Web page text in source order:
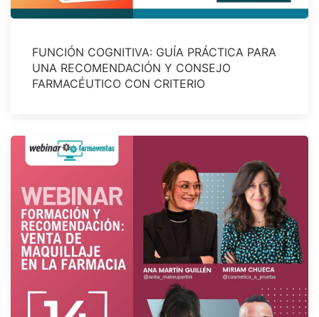
FUNCIÓN COGNITIVA: GUÍA PRÁCTICA PARA
UNA RECOMENDACIÓN Y CONSEJO
FARMACÉUTICO CON CRITERIO